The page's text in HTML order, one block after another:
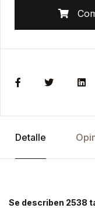
Detalle
Se describen 2538